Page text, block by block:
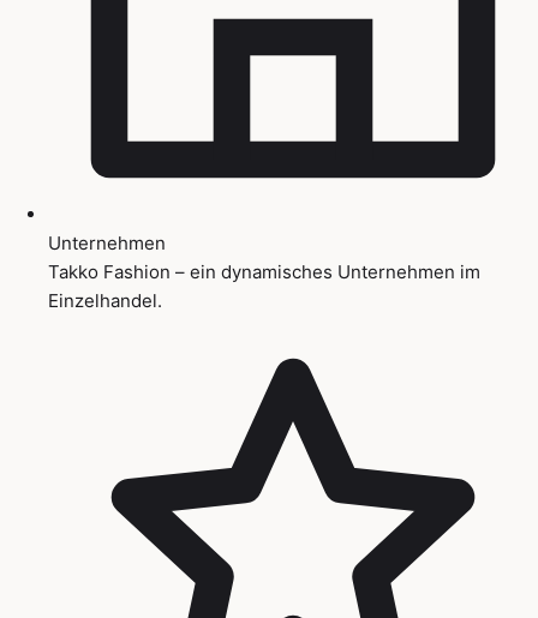
Unternehmen
Takko Fashion – ein dynamisches Unternehmen im
Einzelhandel.